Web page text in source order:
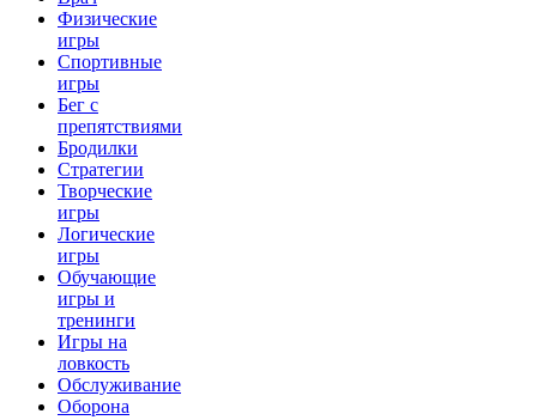
Физические
игры
Спортивные
игры
Бег с
препятствиями
Бродилки
Стратегии
Творческие
игры
Логические
игры
Обучающие
игры и
тренинги
Игры на
ловкость
Обслуживание
Оборона